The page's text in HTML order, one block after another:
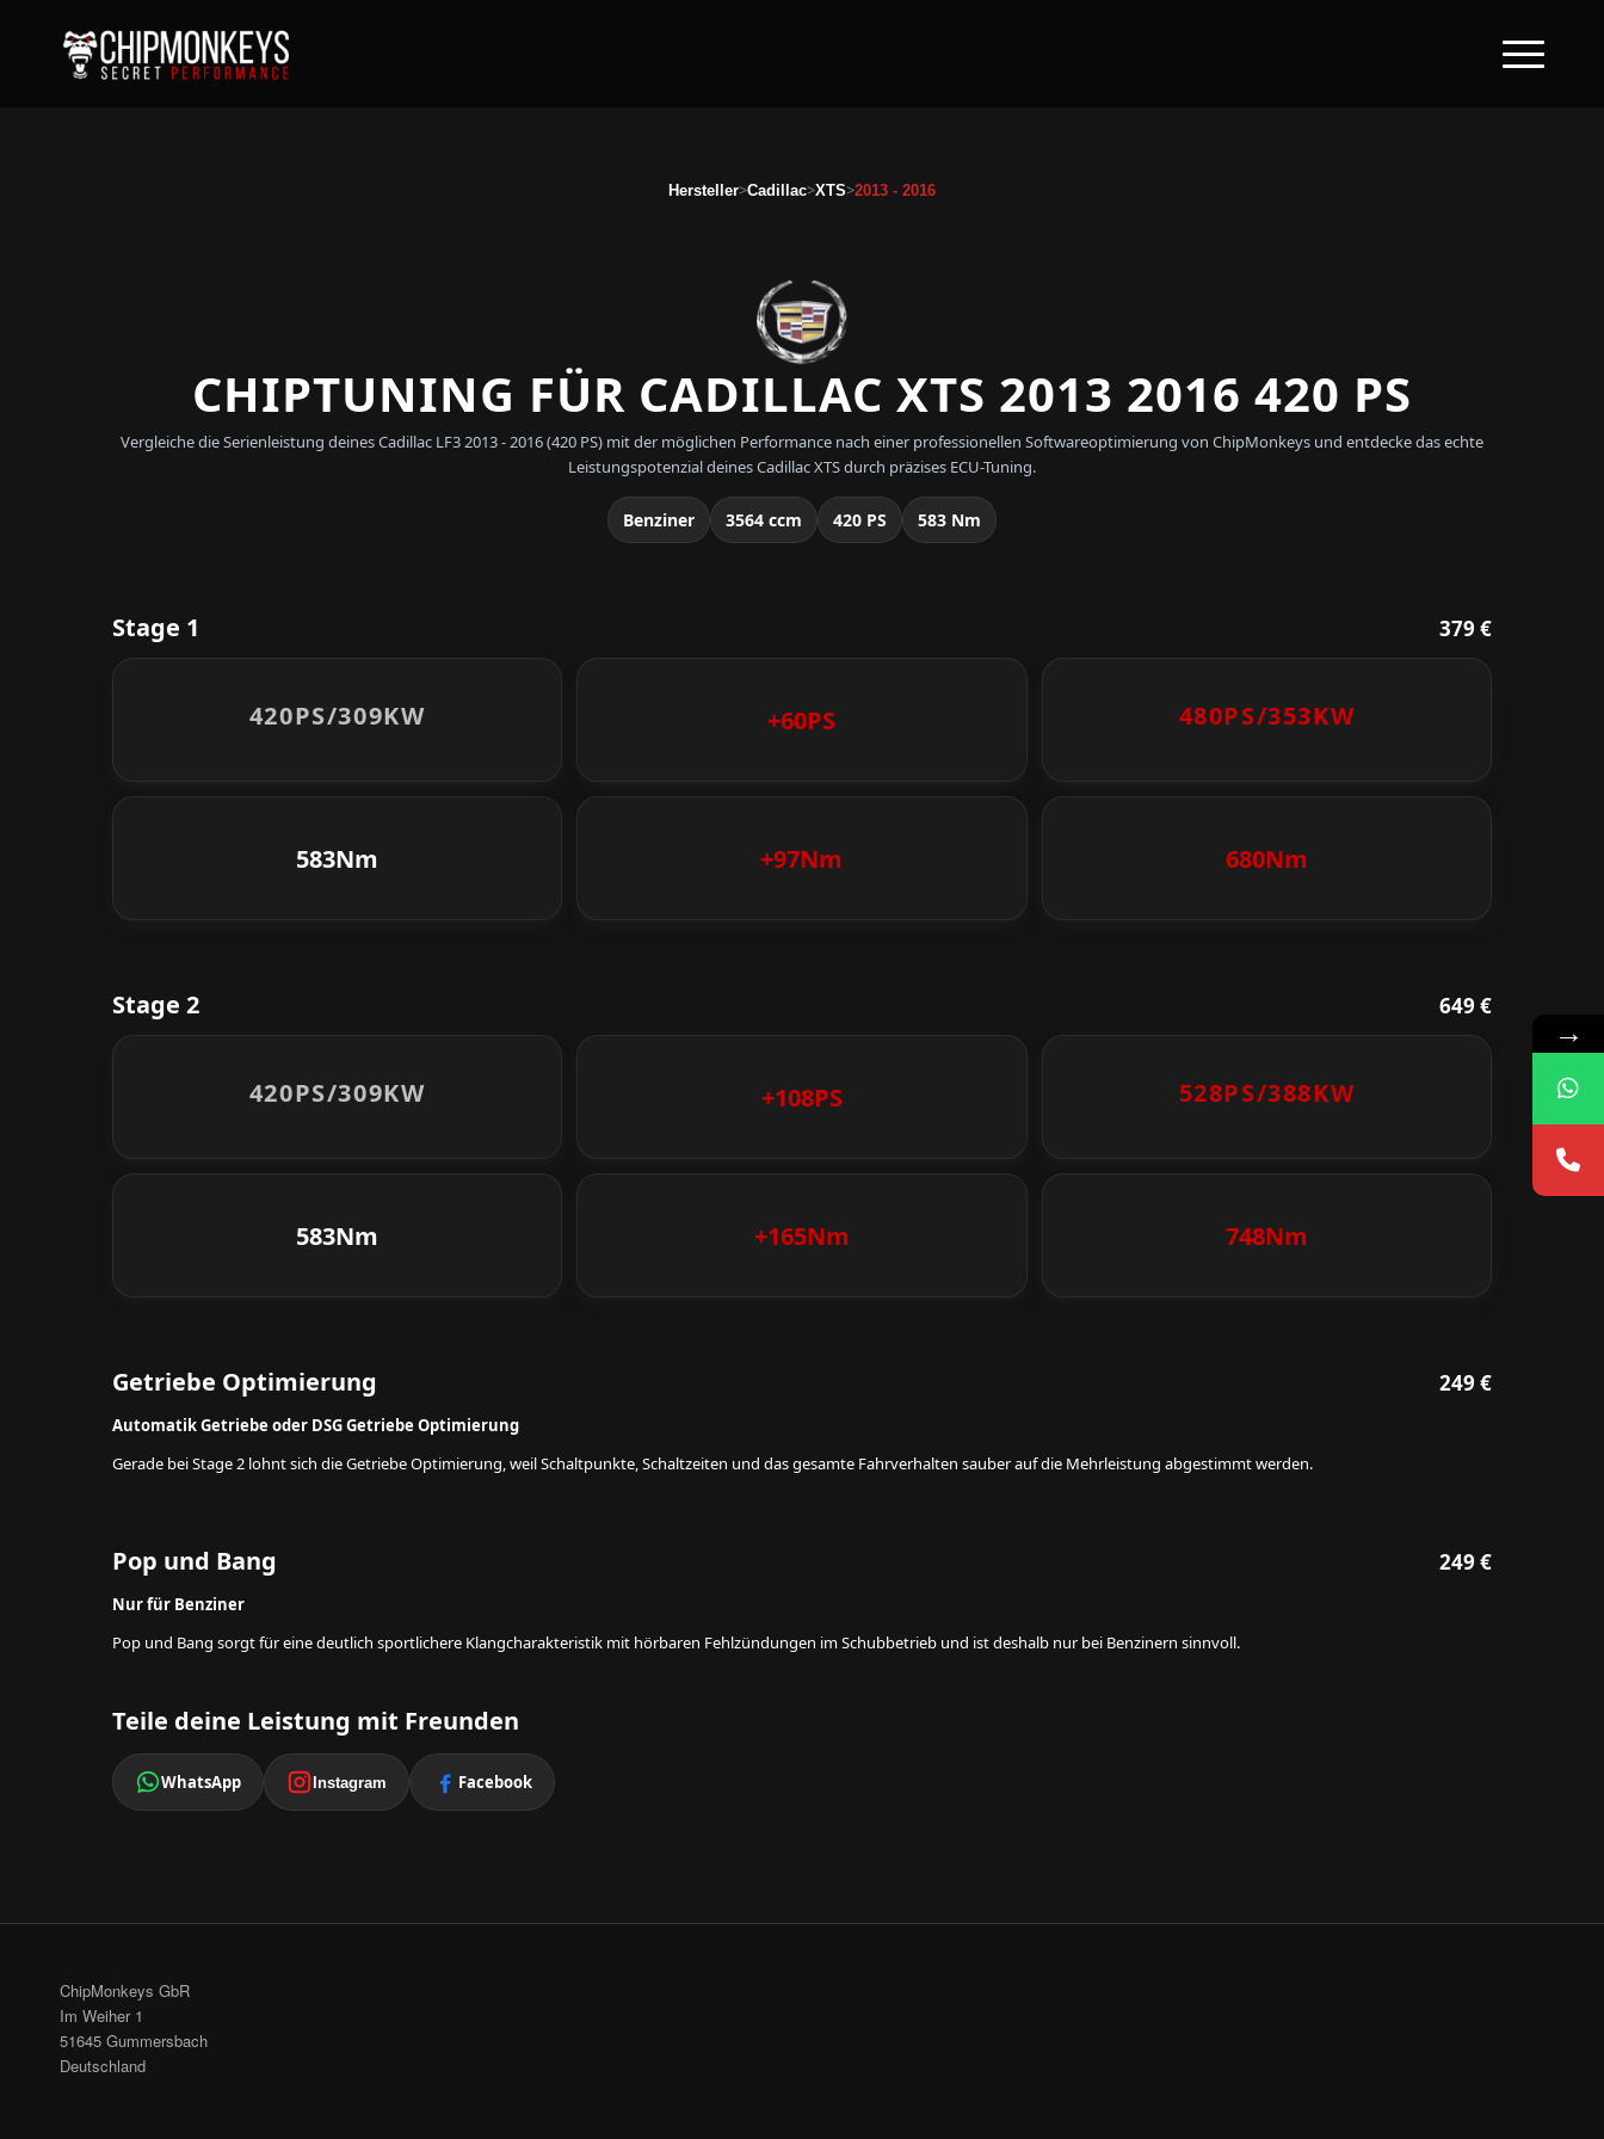
Hersteller>Cadillac>XTS>2013 - 2016
CHIPTUNING FÜR CADILLAC XTS 2013 2016 420 PS
Vergleiche die Serienleistung deines Cadillac LF3 2013 - 2016 (420 PS) mit der möglichen Performance nach einer professionellen Softwareoptimierung von ChipMonkeys und entdecke das echte
Leistungspotenzial deines Cadillac XTS durch präzises ECU-Tuning.
Benziner 3564 ccm 420 PS 583 Nm
Stage 1 379 €
420PS/309KW +60PS 480PS/353KW
583Nm +97Nm 680Nm
Stage 2 649 €
420PS/309KW +108PS 528PS/388KW
583Nm +165Nm 748Nm
Getriebe Optimierung 249 €
Automatik Getriebe oder DSG Getriebe Optimierung
Gerade bei Stage 2 lohnt sich die Getriebe Optimierung, weil Schaltpunkte, Schaltzeiten und das gesamte Fahrverhalten sauber auf die Mehrleistung abgestimmt werden.
Pop und Bang 249 €
Nur für Benziner
Pop und Bang sorgt für eine deutlich sportlichere Klangcharakteristik mit hörbaren Fehlzündungen im Schubbetrieb und ist deshalb nur bei Benzinern sinnvoll.
Teile deine Leistung mit Freunden
WhatsApp Instagram Facebook
ChipMonkeys GbR
Im Weiher 1
51645 Gummersbach
Deutschland
→